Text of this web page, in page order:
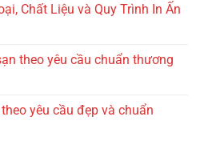
Chất Liệu và Quy Trình In Ấn
theo yêu cầu chuẩn thương
yêu cầu đẹp và chuẩn